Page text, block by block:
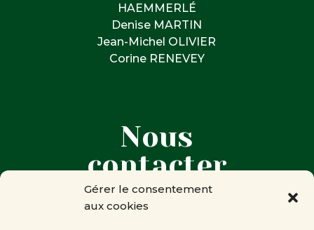
Gérer le consentement
aux cookies
HAEMMERLÉ
Denise MARTIN
Jean-Michel OLIVIER
Corine RENEVEY
Nous
contacter